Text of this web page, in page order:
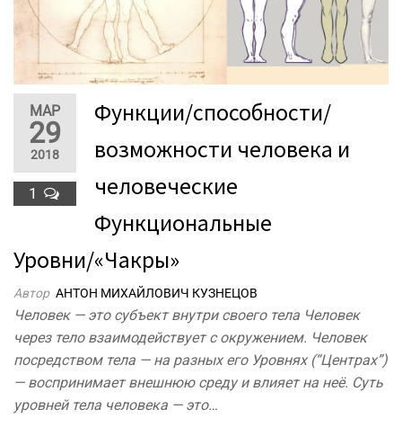
МАР
29
2018
1
Функции/способности/
возможности человека и
человеческие
Функциональные
Уровни/«Чакры»
Автор АНТОН МИХАЙЛОВИЧ КУЗНЕЦОВ
Человек — это субъект внутри своего тела Человек
через тело взаимодействует с окружением. Человек
посредством тела — на разных его Уровнях (“Центрах”)
— воспринимает внешнюю среду и влияет на неё. Суть
уровней тела человека — это…